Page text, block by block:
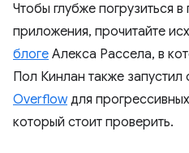
Чтобы глубже погрузиться
приложения, прочитайте
блоге Алекса Рассела, в
Пол Кинлан также запустил
Overflowдля
который стоит проверить.